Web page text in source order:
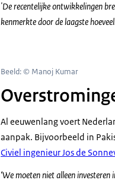
'De recentelijke ontwikkelingen
kenmerkte door de laagste
Beeld: © Manoj Kumar
Al eeuwenlang voert
aanpak. Bijvoorbeeld in
Civiel ingenieur Jos de
‘We moeten niet alleen